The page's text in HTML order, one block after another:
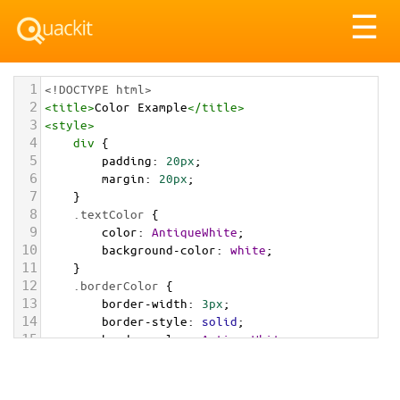
☰
1 <!DOCTYPE html>
2 <title>Color Example</title>
3 <style>
4 div {
5 padding: 20px;
6 margin: 20px;
7 }
8 .textColor {
9 color: AntiqueWhite;
10 background-color: white;
11 }
12 .borderColor {
13 border-width: 3px;
14 border-style: solid;
15 border-color: AntiqueWhite;